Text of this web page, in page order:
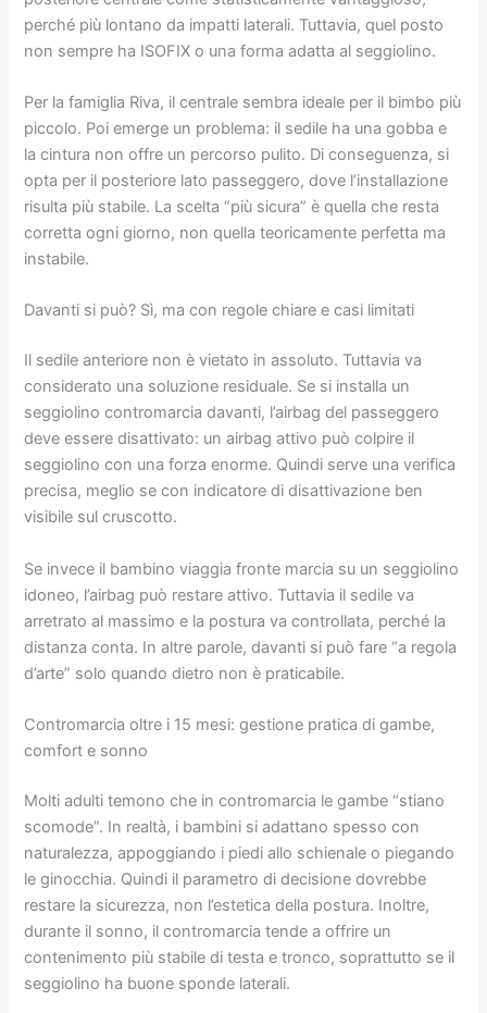
perché più lontano da impatti laterali. Tuttavia, quel posto
non sempre ha ISOFIX o una forma adatta al seggiolino.
Per la famiglia Riva, il centrale sembra ideale per il bimbo più
piccolo. Poi emerge un problema: il sedile ha una gobba e
la cintura non offre un percorso pulito. Di conseguenza, si
opta per il posteriore lato passeggero, dove l’installazione
risulta più stabile. La scelta “più sicura” è quella che resta
corretta ogni giorno, non quella teoricamente perfetta ma
instabile.
Davanti si può? Sì, ma con regole chiare e casi limitati
Il sedile anteriore non è vietato in assoluto. Tuttavia va
considerato una soluzione residuale. Se si installa un
seggiolino contromarcia davanti, l’airbag del passeggero
deve essere disattivato: un airbag attivo può colpire il
seggiolino con una forza enorme. Quindi serve una verifica
precisa, meglio se con indicatore di disattivazione ben
visibile sul cruscotto.
Se invece il bambino viaggia fronte marcia su un seggiolino
idoneo, l’airbag può restare attivo. Tuttavia il sedile va
arretrato al massimo e la postura va controllata, perché la
distanza conta. In altre parole, davanti si può fare “a regola
d’arte” solo quando dietro non è praticabile.
Contromarcia oltre i 15 mesi: gestione pratica di gambe,
comfort e sonno
Molti adulti temono che in contromarcia le gambe “stiano
scomode”. In realtà, i bambini si adattano spesso con
naturalezza, appoggiando i piedi allo schienale o piegando
le ginocchia. Quindi il parametro di decisione dovrebbe
restare la sicurezza, non l’estetica della postura. Inoltre,
durante il sonno, il contromarcia tende a offrire un
contenimento più stabile di testa e tronco, soprattutto se il
seggiolino ha buone sponde laterali.